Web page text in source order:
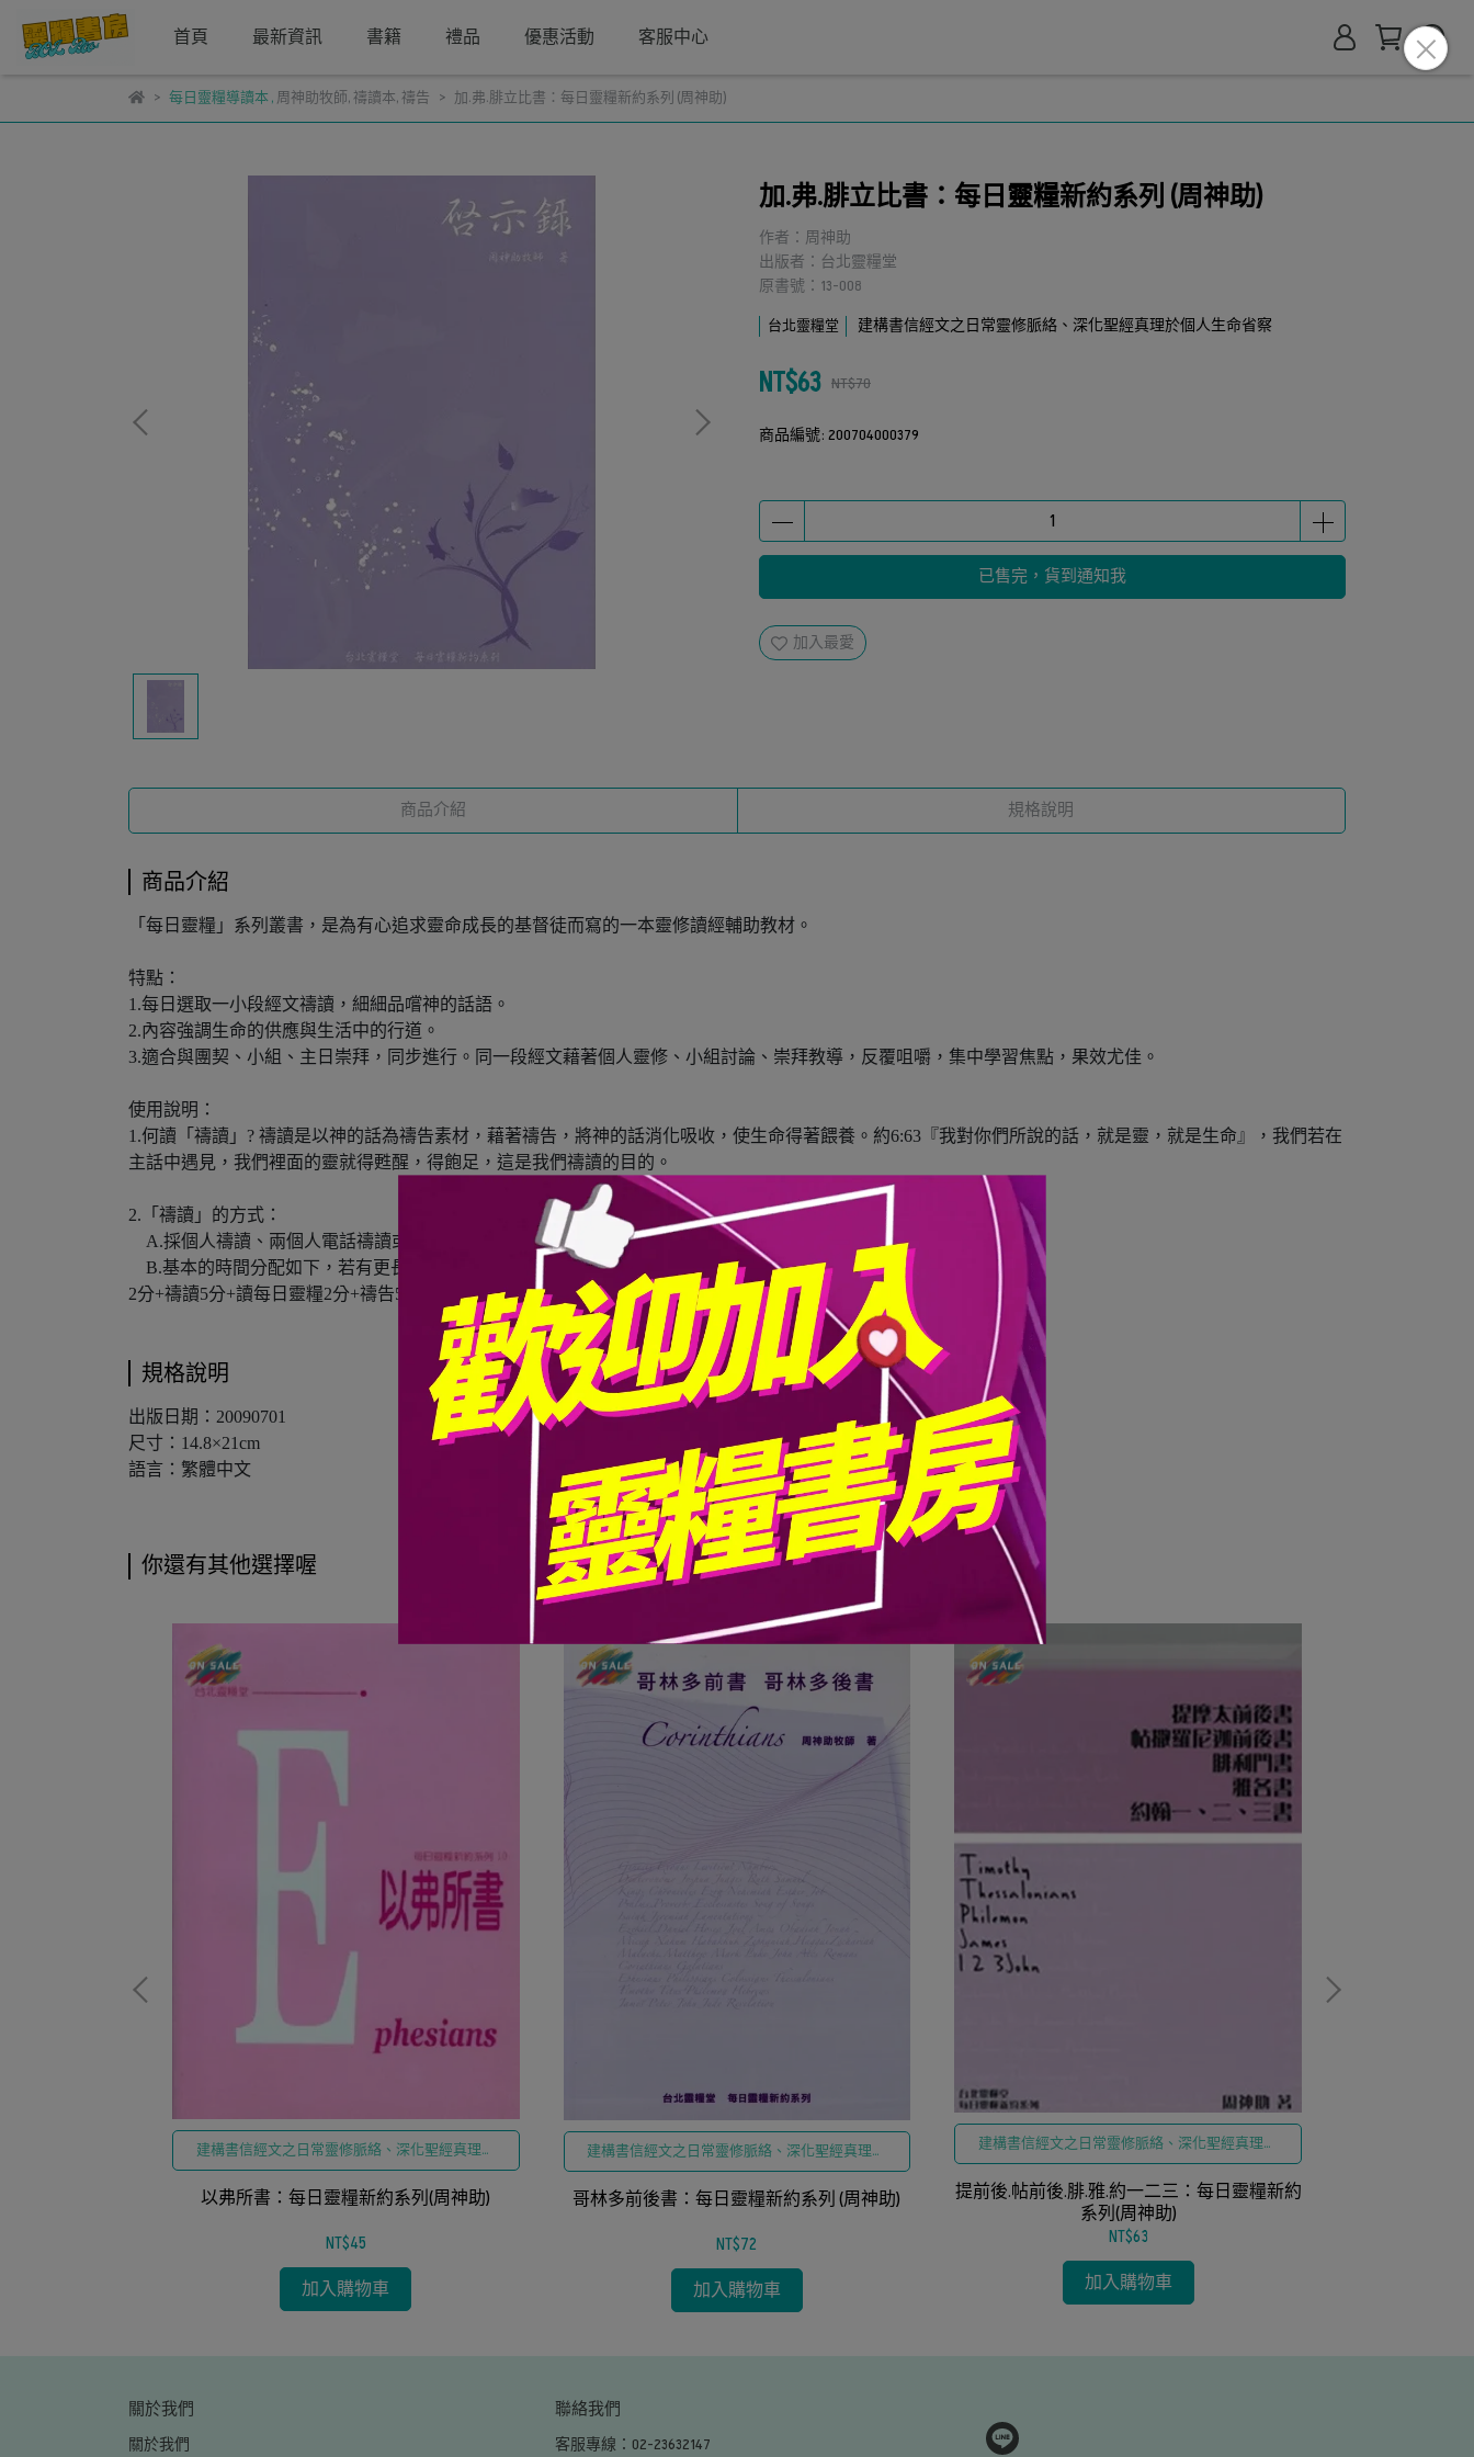
首頁 最新資訊 書籍 禮品 優惠活動 客服中心
每日靈糧導讀本, 周神助牧師, 禱讀本, 禱告 加.弗.腓立比書：每日靈糧新約系列 (周神助)
加.弗.腓立比書：每日靈糧新約系列 (周神助)
作者：周神助
出版者：台北靈糧堂
原書號：13-008
台北靈糧堂 建構書信經文之日常靈修脈絡、深化聖經真理於個人生命省察
NT$63 NT$70
商品編號: 200704000379
已售完，貨到通知我
加入最愛
商品介紹 規格說明
商品介紹
「每日靈糧」系列叢書，是為有心追求靈命成長的基督徒而寫的一本靈修讀經輔助教材。
特點：
1.每日選取一小段經文禱讀，細細品嚐神的話語。
2.內容強調生命的供應與生活中的行道。
3.適合與團契、小組、主日崇拜，同步進行。同一段經文藉著個人靈修、小組討論、崇拜教導，反覆咀嚼，集中學習焦點，果效尤佳。
使用說明：
1.何讀「禱讀」? 禱讀是以神的話為禱告素材，藉著禱告，將神的話消化吸收，使生命得著餵養。約6:63『我對你們所說的話，就是靈，就是生命』，我們若在
主話中遇見，我們裡面的靈就得甦醒，得飽足，這是我們禱讀的目的。
2.「禱讀」的方式：
A.採個人禱讀、兩個人電話禱讀或小組禱讀均可。
B.基本的時間分配如下，若有更長的靈修時間可加強敬拜及禱讀時間。靈修禱讀15分＝禱告1分+讀經
2分+禱讀5分+讀每日靈糧2分+禱告5分。
規格說明
出版日期：20090701
尺寸：14.8×21cm
語言：繁體中文
你還有其他選擇喔
建構書信經文之日常靈修脈絡、深化聖經真理於
個人生命省察
以弗所書：每日靈糧新約系列(周神助)
NT$45
加入購物車
建構書信經文之日常靈修脈絡、深化聖經真理於
個人生命省察
哥林多前後書：每日靈糧新約系列 (周神助)
NT$72
加入購物車
建構書信經文之日常靈修脈絡、深化聖經真理於
個人生命省察
提前後.帖前後.腓.雅.約一二三：每日靈糧新約
系列(周神助)
NT$63
加入購物車
關於我們
關於我們
聯絡我們
客服專線：02-23632147